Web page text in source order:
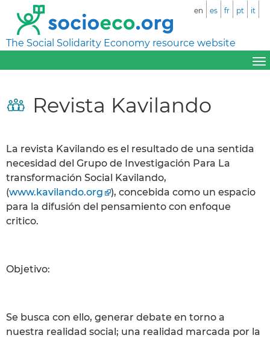
The Social Solidarity Economy resource website
en es fr pt it
Revista Kavilando
La revista Kavilando es el resultado de una sentida
necesidad del Grupo de Investigación Para La
transformación Social Kavilando,
(www.kavilando.org
), concebida como un espacio
para la difusión del pensamiento con enfoque
critico.
Objetivo:
Se busca con ello, generar debate en torno a
nuestra realidad social; una realidad marcada por la